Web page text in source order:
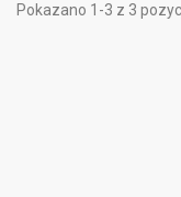
Pokazano 1-3 z 3